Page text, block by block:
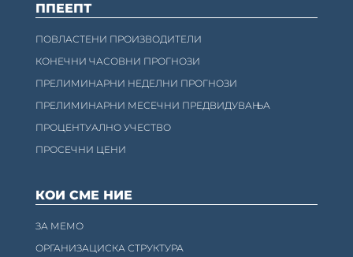
ППЕЕПТ
ПОВЛАСТЕНИ ПРОИЗВОДИТЕЛИ
КОНЕЧНИ ЧАСОВНИ ПРОГНОЗИ
ПРЕЛИМИНАРНИ НЕДЕЛНИ ПРОГНОЗИ
ПРЕЛИМИНАРНИ МЕСЕЧНИ ПРЕДВИДУВАЊА
ПРОЦЕНТУАЛНО УЧЕСТВО
ПРОСЕЧНИ ЦЕНИ
КОИ СМЕ НИЕ
ЗА МЕМО
ОРГАНИЗАЦИСКА СТРУКТУРА